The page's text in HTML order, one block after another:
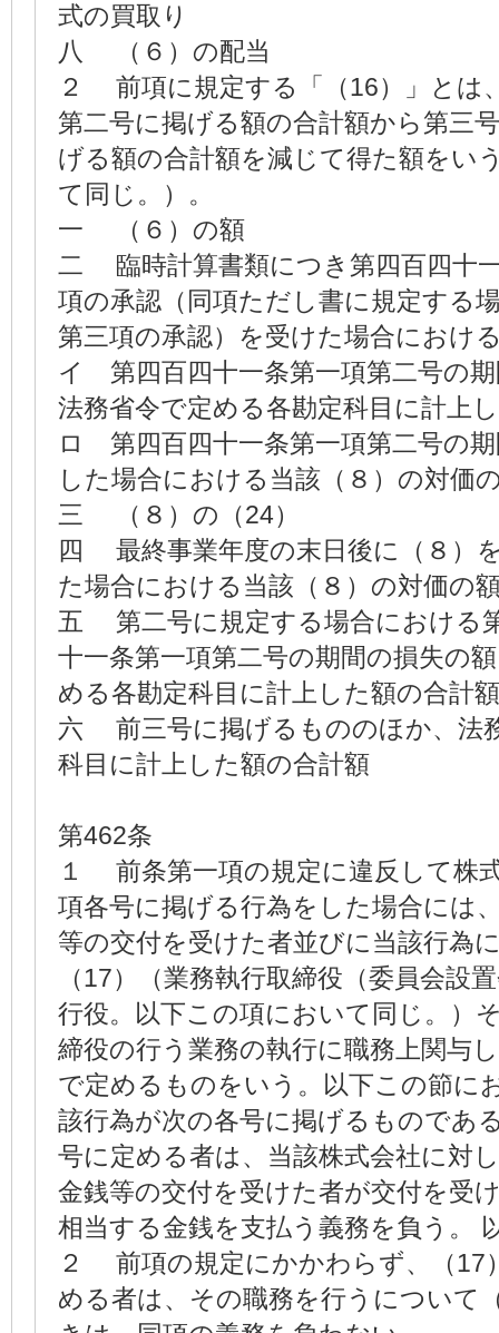
式の買取り
八 （６）の配当
２ 前項に規定する「（16）」と
第二号に掲げる額の合計額から第三
げる額の合計額を減じて得た額をい
て同じ。）。
一 （６）の額
二 臨時計算書類につき第四百四十
項の承認（同項ただし書に規定する
第三項の承認）を受けた場合におけ
イ 第四百四十一条第一項第二号の
法務省令で定める各勘定科目に計上
ロ 第四百四十一条第一項第二号の
した場合における当該（８）の対価
三 （８）の（24）
四 最終事業年度の末日後に（８
た場合における当該（８）の対価の
五 第二号に規定する場合における
十一条第一項第二号の期間の損失の
める各勘定科目に計上した額の合計額
六 前三号に掲げるもののほか、法
科目に計上した額の合計額
第462条
１ 前条第一項の規定に違反して株
項各号に掲げる行為をした場合には
等の交付を受けた者並びに当該行為
（17）（業務執行取締役（委員会設
行役。以下この項において同じ。）
締役の行う業務の執行に職務上関与
で定めるものをいう。以下この節に
該行為が次の各号に掲げるものであ
号に定める者は、当該株式会社に対
金銭等の交付を受けた者が交付を受
相当する金銭を支払う義務を負う。
２ 前項の規定にかかわらず、（17
める者は、その職務を行うについて